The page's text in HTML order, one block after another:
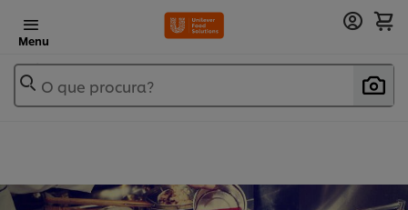
Menu
O que procura?